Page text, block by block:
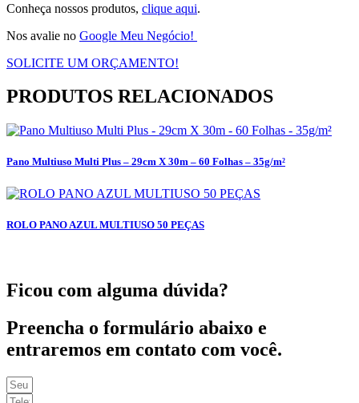
Conheça nossos produtos, clique aqui.
Nos avalie no Google Meu Negócio!
SOLICITE UM ORÇAMENTO!
PRODUTOS RELACIONADOS
Pano Multiuso Multi Plus – 29cm X 30m – 60 Folhas – 35g/m²
ROLO PANO AZUL MULTIUSO 50 PEÇAS
Ficou com alguma dúvida?
Preencha o formulário abaixo e
entraremos em contato com você.